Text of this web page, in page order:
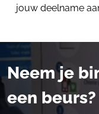
jouw deelname
Neem je
een beurs?